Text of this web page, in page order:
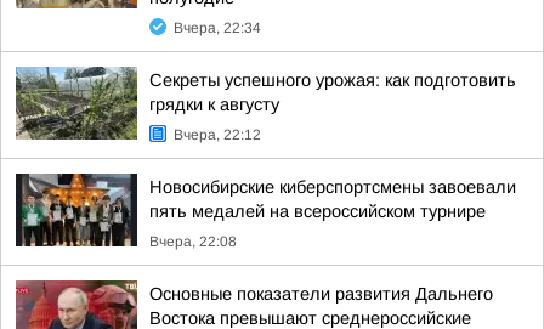
Вчера, 22:34
Секреты успешного урожая: как подготовить
грядки к августу
Вчера, 22:12
Новосибирские киберспортсмены завоевали
пять медалей на всероссийском турнире
Вчера, 22:08
Основные показатели развития Дальнего
Востока превышают среднероссийские